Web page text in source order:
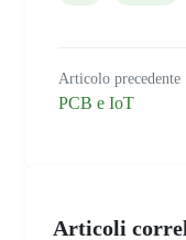
Articolo precedente
PCB e IoT
Articoli